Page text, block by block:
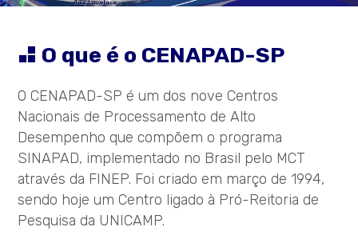
O que é o CENAPAD-SP
O CENAPAD-SP é um dos nove Centros
Nacionais de Processamento de Alto
Desempenho que compõem o programa
SINAPAD, implementado no Brasil pelo MCT
através da FINEP. Foi criado em março de 1994,
sendo hoje um Centro ligado à Pró-Reitoria de
Pesquisa da UNICAMP.